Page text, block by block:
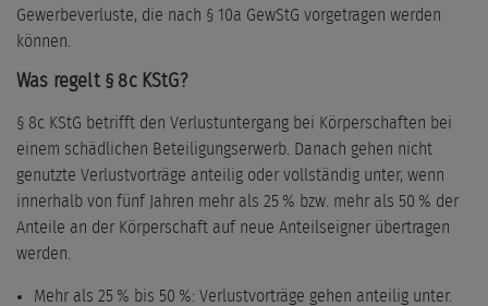
Gewerbeverluste, die nach § 10a GewStG vorgetragen werden
können.
Was regelt § 8c KStG?
§ 8c KStG betrifft den Verlustuntergang bei Körperschaften bei
einem schädlichen Beteiligungserwerb. Danach gehen nicht
genutzte Verlustvorträge anteilig oder vollständig unter, wenn
innerhalb von fünf Jahren mehr als 25 % bzw. mehr als 50 % der
Anteile an der Körperschaft auf neue Anteilseigner übertragen
werden.
Mehr als 25 % bis 50 %: Verlustvorträge gehen anteilig unter.